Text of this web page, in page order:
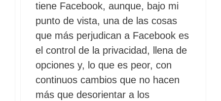
tiene Facebook, aunque, bajo mi
punto de vista, una de las cosas
que más perjudican a Facebook es
el control de la privacidad, llena de
opciones y, lo que es peor, con
continuos cambios que no hacen
más que desorientar a los